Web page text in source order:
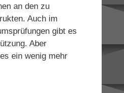
an den zu
Auch im
gibt es
Aber
ein wenig mehr